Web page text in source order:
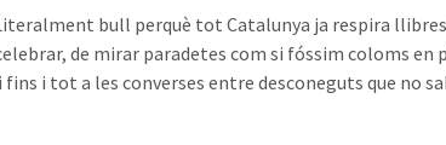
bull perquè tot Catalunya ja respira
de mirar paradetes com si fóssim coloms en
fins i tot a les converses entre desconeguts que no